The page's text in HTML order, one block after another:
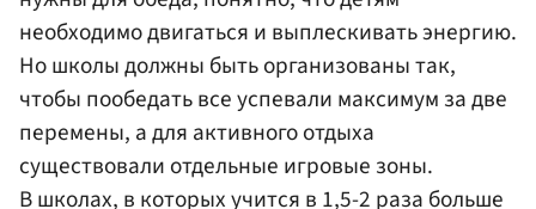
необходимо двигаться и выплескивать энергию.
Но школы должны быть организованы так,
чтобы пообедать все успевали максимум за две
перемены, а для активного отдыха
существовали отдельные игровые зоны.
В школах, в которых учится в 1,5-2 раза больше